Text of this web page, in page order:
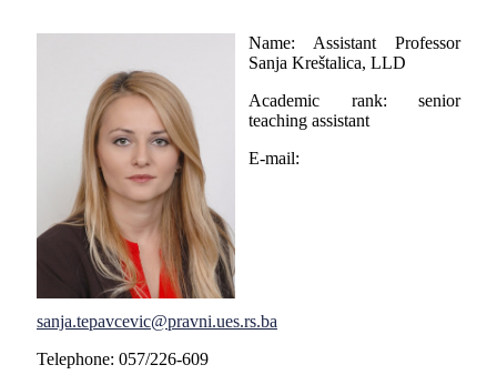
Name: Assistant Professor
Sanja Kreštalica, LLD
Academic rank: senior
teaching assistant
E-mail:
sanja.tepavcevic@pravni.ues.rs.ba
Telephone: 057/226-609